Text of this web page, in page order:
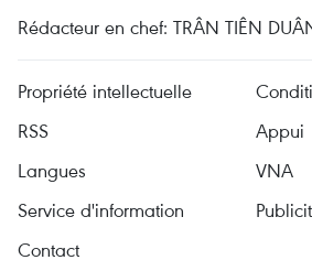
Rédacteur en chef: TRÂN TIÊN
Propriété intellectuelle
RSS
Appui
Langues
VNA
Service d'information
Contact